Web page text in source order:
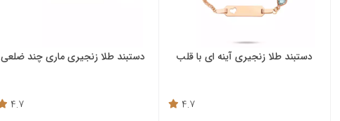
دستبند طلا زنجیری آینه ای با قلب
4.7
دستبند طلا زنجیری ماری چند ضلعی
4.7